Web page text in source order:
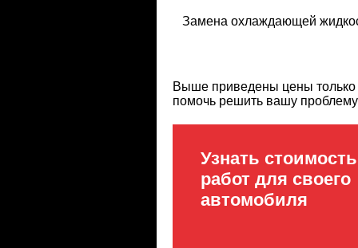
Замена охлаждающей
Выше приведены цены только
помочь решить вашу
Узнать стоимость
работ для своего
автомобиля